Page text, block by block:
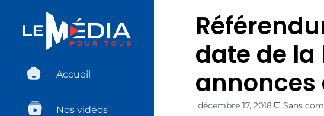
Accueil
Nos vidéos
date de la
annonces
décembre 17, 2018 Sans